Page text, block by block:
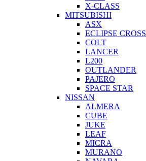
X-CLASS
MITSUBISHI
ASX
ECLIPSE CROSS
COLT
LANCER
L200
OUTLANDER
PAJERO
SPACE STAR
NISSAN
ALMERA
CUBE
JUKE
LEAF
MICRA
MURANO